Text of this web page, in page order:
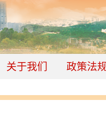
关于我们 政策法